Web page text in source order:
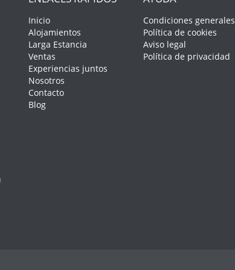
Inicio
Alojamientos
Larga Estancia
Ventas
Experiencias juntos
Nosotros
Contacto
Blog
Condiciones generales
Política de cookies
Aviso legal
Política de privacidad